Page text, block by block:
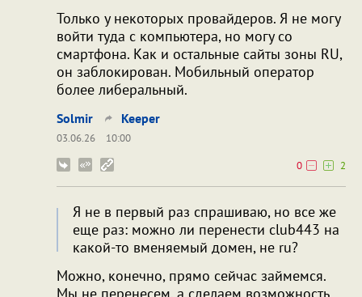
Только у некоторых провайдеров. Я не могу
войти туда с компьютера, но могу со
смартфона. Как и остальные сайты зоны RU,
он заблокирован. Мобильный оператор
более либеральный.
Solmir Keeper
03.06.26
10:00
0
2
Я не в первый раз спрашиваю, но все же
еще раз: можно ли перенести club443 на
какой-то вменяемый домен, не ru?
Можно, конечно, прямо сейчас займемся.